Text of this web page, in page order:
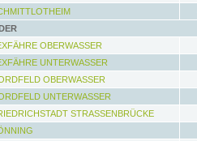
OBERWASSER
UNTERWASSER
OBERWASSER
UNTERWASSER
STRASSENBRÜCKE